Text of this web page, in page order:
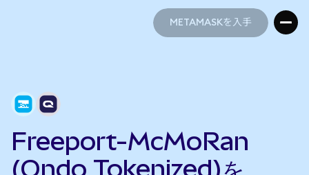
METAMASKを入手
Freeport-McMoRan
(Ondo Tokenized)を